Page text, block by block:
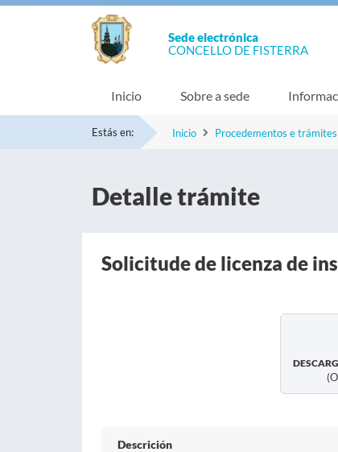
Sede electrónica
CONCELLO DE FISTERRA
Inicio Sobre a sede
Estás en: Inicio Procedementos e trámites
Detalle trámite
Solicitude de licenza de
Descrición